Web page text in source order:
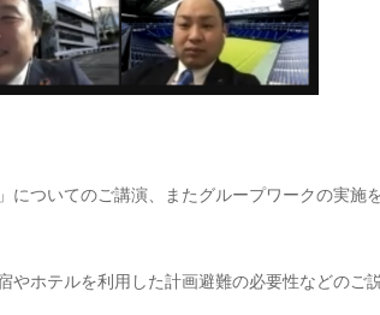
ついてのご講演、またグループワークの実施
ホテルを利用した計画避難の必要性などのご